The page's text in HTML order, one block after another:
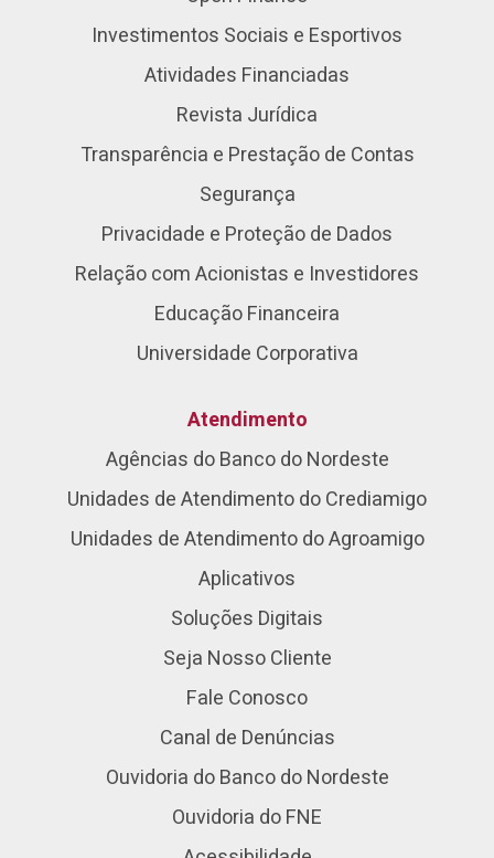
Investimentos Sociais e Esportivos
Atividades Financiadas
Revista Jurídica
Transparência e Prestação de Contas
Segurança
Privacidade e Proteção de Dados
Relação com Acionistas e Investidores
Educação Financeira
Universidade Corporativa
Atendimento
Agências do Banco do Nordeste
Unidades de Atendimento do Crediamigo
Unidades de Atendimento do Agroamigo
Aplicativos
Soluções Digitais
Seja Nosso Cliente
Fale Conosco
Canal de Denúncias
Ouvidoria do Banco do Nordeste
Ouvidoria do FNE